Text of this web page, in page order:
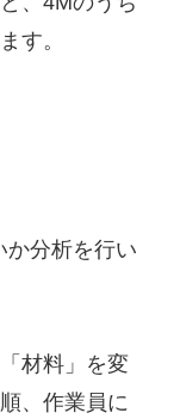
す。
か分析を行い
材料」を変
、作業員に